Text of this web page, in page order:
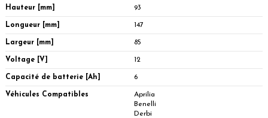
Hauteur [mm] 93
Longueur [mm] 147
Largeur [mm] 85
Voltage [V] 12
Capacité de batterie [Ah] 6
Véhicules Compatibles
Aprilia
Benelli
Derbi